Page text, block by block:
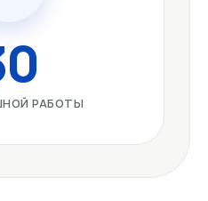
РАБОТЫ